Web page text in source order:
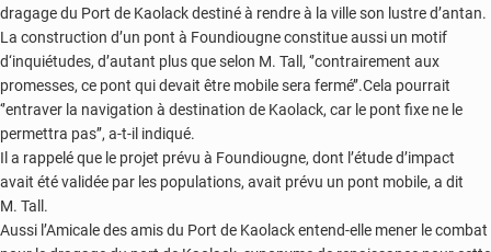
dragage du Port de Kaolack destiné à rendre à la ville son lustre d’antan.
La construction d’un pont à Foundiougne constitue aussi un motif
d‘inquiétudes, d’autant plus que selon M. Tall, ‘’contrairement aux
promesses, ce pont qui devait être mobile sera fermé’’.Cela pourrait
‘’entraver la navigation à destination de Kaolack, car le pont fixe ne le
permettra pas’’, a-t-il indiqué.
Il a rappelé que le projet prévu à Foundiougne, dont l’étude d’impact
avait été validée par les populations, avait prévu un pont mobile, a dit
M. Tall.
Aussi l’Amicale des amis du Port de Kaolack entend-elle mener le combat